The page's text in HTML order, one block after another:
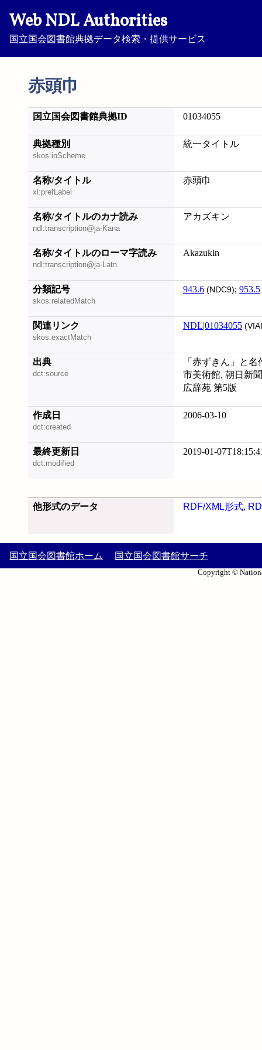
Web NDL Authorities
国立国会図書館典拠データ検索・提供サービス
赤頭巾
国立国会図書館典拠ID 01034055
典拠種別
skos:inScheme
統一タイトル
名称/タイトル
xl:prefLabel
赤頭巾
名称/タイトルのカナ読み
ndl:transcription@ja-Kana
アカズキン
名称/タイトルのローマ字読み
ndl:transcription@ja-Latn
Akazukin
分類記号
skos:relatedMatch
943.6 (NDC9); 953.5
関連リンク
skos:exactMatch
NDL|01034055
出典
dct:source
「赤ずきん」と
市美術館, 朝日新
広辞苑 第5版
作成日
dct:created
2006-03-10
最終更新日
dct:modified
2019-01-
他形式のデータ RDF/XML形式,
国立国会図書館ホーム 国立国会図書館サーチ
Copyright ©